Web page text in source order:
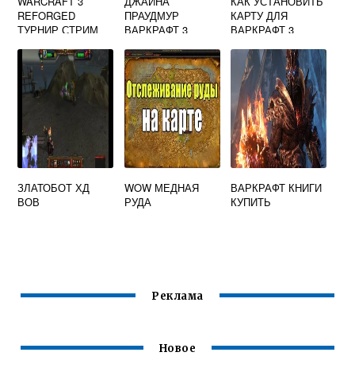
REFORGED
ТУРНИР СТРИМ
ПРАУДМУР
ВАРКРАФТ 3
КАРТУ ДЛЯ
ВАРКРАФТ 3
ЗЛАТОБОТ ХД
ВОВ
WOW МЕДНАЯ
РУДА
ВАРКРАФТ КНИГИ
КУПИТЬ
Реклама
Новое